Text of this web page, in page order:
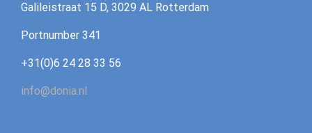
Galileistraat 15 D, 3029 AL Rotterdam
‪Portnumber 341‪
+31(0)6 24 28 33 56
info@donia.nl